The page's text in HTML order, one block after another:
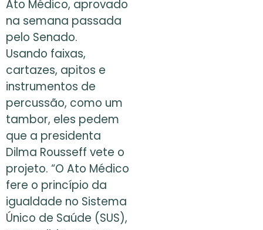
Ato Médico, aprovado
na semana passada
pelo Senado.
Usando faixas,
cartazes, apitos e
instrumentos de
percussão, como um
tambor, eles pedem
que a presidenta
Dilma Rousseff vete o
projeto. “O Ato Médico
fere o princípio da
igualdade no Sistema
Único de Saúde (SUS),